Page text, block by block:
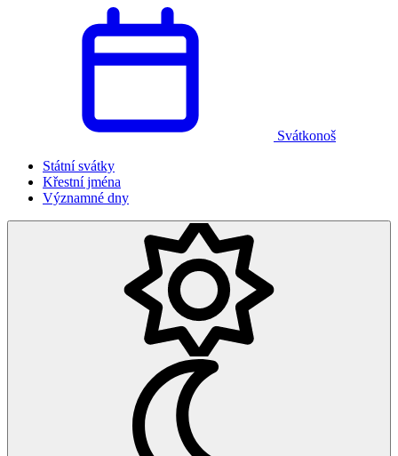
Svátkonoš
Státní svátky
Křestní jména
Významné dny